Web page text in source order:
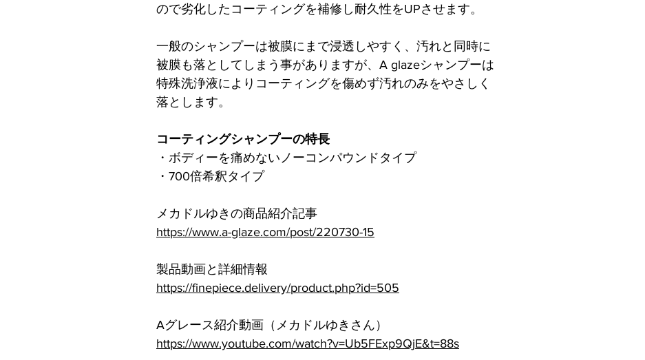
ので劣化したコーティングを補修し耐久性をUPさせます。
一般のシャンプーは被膜にまで浸透しやすく、汚れと同時に
被膜も落としてしまう事がありますが、A glazeシャンプーは
特殊洗浄液によりコーティングを傷めず汚れのみをやさしく
落とします。
コーティングシャンプーの特長
・ボディーを痛めないノーコンパウンドタイプ
・700倍希釈タイプ
メカドルゆきの商品紹介記事
https://www.a-glaze.com/post/220730-15
製品動画と詳細情報
https://finepiece.delivery/product.php?id=505
Aグレース紹介動画（メカドルゆきさん）
https://www.youtube.com/watch?v=Ub5FExp9QjE&t=88s